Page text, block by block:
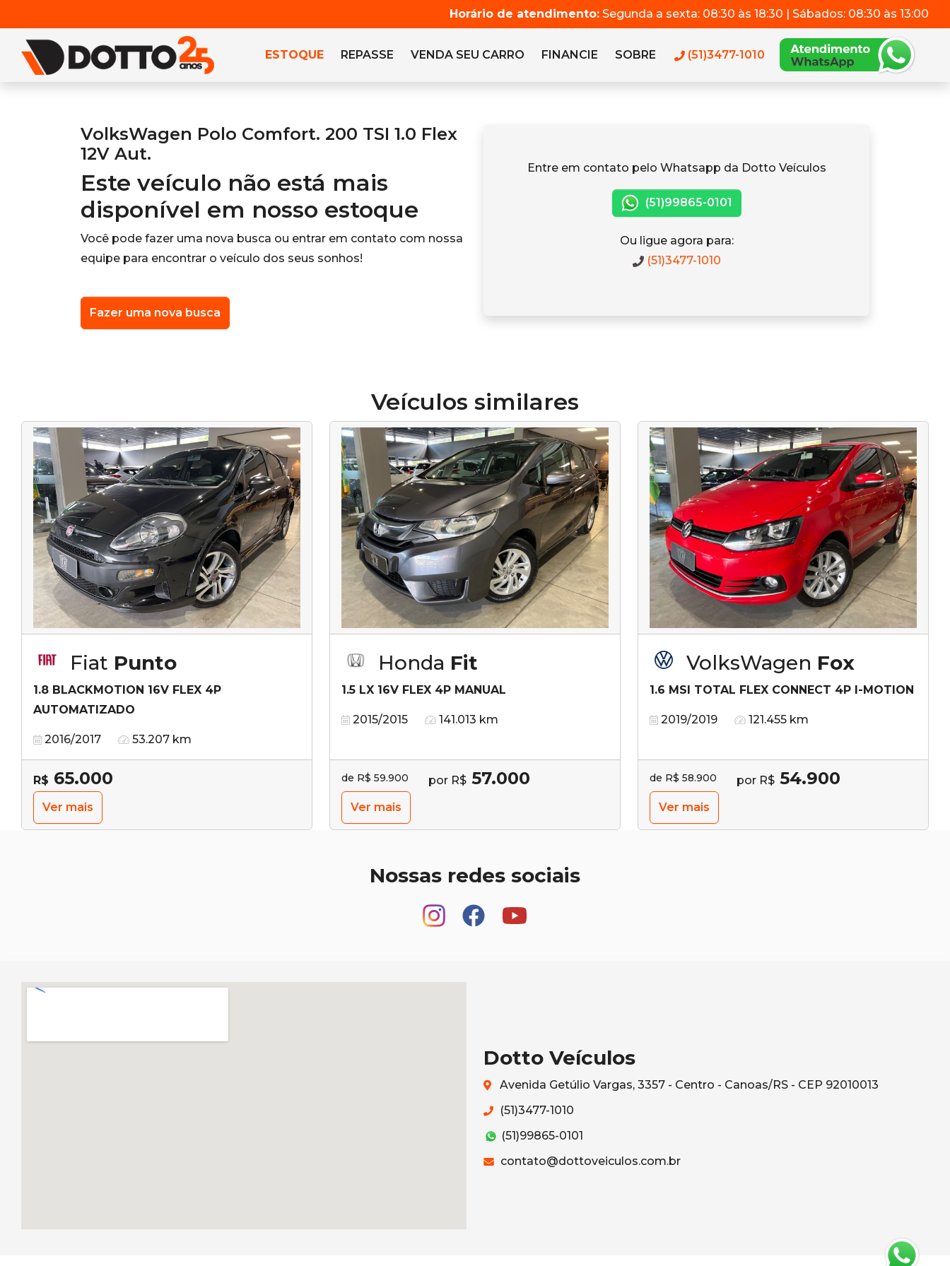
Horário de atendimento: Segunda a sexta: 08:30 às 18:30 | Sábados: 08:30 às 13:00
ESTOQUE REPASSE VENDA SEU CARRO FINANCIE SOBRE (51)3477-1010
VolksWagen Polo Comfort. 200 TSI 1.0 Flex
12V Aut.
Este veículo não está mais
disponível em nosso estoque
Você pode fazer uma nova busca ou entrar em contato com nossa
equipe para encontrar o veículo dos seus sonhos!
Fazer uma nova busca
Entre em contato pelo Whatsapp da Dotto Veículos
(51)99865-0101
Ou ligue agora para:
(51)3477-1010
Veículos similares
Fiat Punto
1.8 BLACKMOTION 16V FLEX 4P
AUTOMATIZADO
2016/2017 53.207 km
R$ 65.000
Ver mais
Honda Fit
1.5 LX 16V FLEX 4P MANUAL
2015/2015 141.013 km
de R$ 59.900 por R$ 57.000
Ver mais
VolksWagen Fox
1.6 MSI TOTAL FLEX CONNECT 4P I-MOTION
2019/2019 121.455 km
de R$ 58.900 por R$ 54.900
Ver mais
Nossas redes sociais
Dotto Veículos
Avenida Getúlio Vargas, 3357 - Centro - Canoas/RS - CEP 92010013
(51)3477-1010
(51)99865-0101
contato@dottoveiculos.com.br